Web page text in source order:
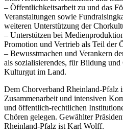
– Öffentlichkeitsarbeit zu und das
Veranstaltungen sowie
weiteren Unterstützung der
– Unterstützen bei
Promotion und Vertrieb als Teil der
– Bewusstmachen und Verankern
als sozialisierendes, für Bildung
Kulturgut im Land.
Dem Chorverband Rheinland-Pfalz
Zusammenarbeit und intensiven
und öffentlich-rechtlichen
Chören gelegen. Gewählter
Rheinland-Pfalz ist Karl Wolff.